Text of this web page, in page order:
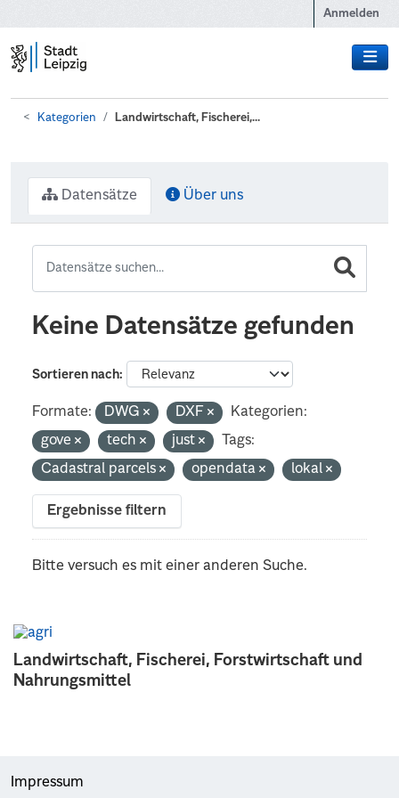
Anmelden
Kategorien Landwirtschaft, Fischerei,...
Landwirtschaft, Fischerei, Forstwirtschaft und
Nahrungsmittel
Datensätze Über uns
Keine Datensätze gefunden
Sortieren nach
Formate: DWG DXF
Kategorien:
gove
tech just
Tags:
Cadastral parcels
opendata lokal
Ergebnisse filtern
Bitte versuch es mit einer anderen Suche.
Impressum